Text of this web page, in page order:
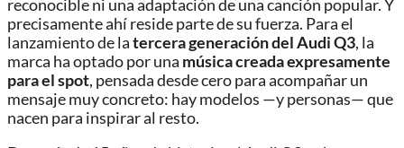
reconocible ni una adaptación de una canción popular. Y
precisamente ahí reside parte de su fuerza. Para el
lanzamiento de latercera generación del Audi Q3, la
marca ha optado por una música creada expresamente
para el spot, pensada desde cero para acompañar un
mensaje muy concreto: hay modelos —y personas— que
nacen para inspirar al resto.